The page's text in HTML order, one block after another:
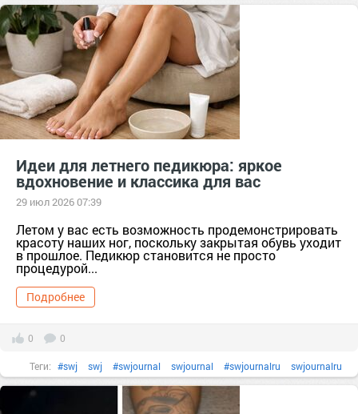
#бренд #гельлак гельлак #декоративнаякосметика
декоративнаякосметика #длинныеногти
#идеиманикюра #косметика #лакдляногтей
#маникюр маникюр #маникюромбре маникюромбре
ногти #подарок тер. сдт Подарок (г.Уржум) [714111]
#французскийманикюр французскийманикюр
Идеи для летнего педикюра: яркое
вдохновение и классика для вас
29 июл 2026 07:39
Летом у вас есть возможность продемонстрировать
красоту наших ног, поскольку закрытая обувь уходит
в прошлое. Педикюр становится не просто
процедурой...
Подробнее
0 0
Теги: #swj swj #swjournal swjournal #swjournalru swjournalru
#гельлак гельлак